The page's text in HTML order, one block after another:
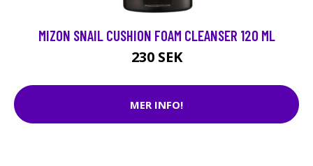
MIZON SNAIL CUSHION FOAM CLEANSER 120 ML
230 SEK
MER INFO!